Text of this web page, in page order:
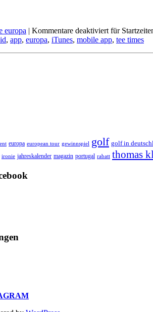
europa | Kommentare deaktiviert für
, app, europa, iTunes, mobile app, tee times
europa european tour gewinnspiel golf golf in
ironie jahreskalender magazin portugal rabatt thomas